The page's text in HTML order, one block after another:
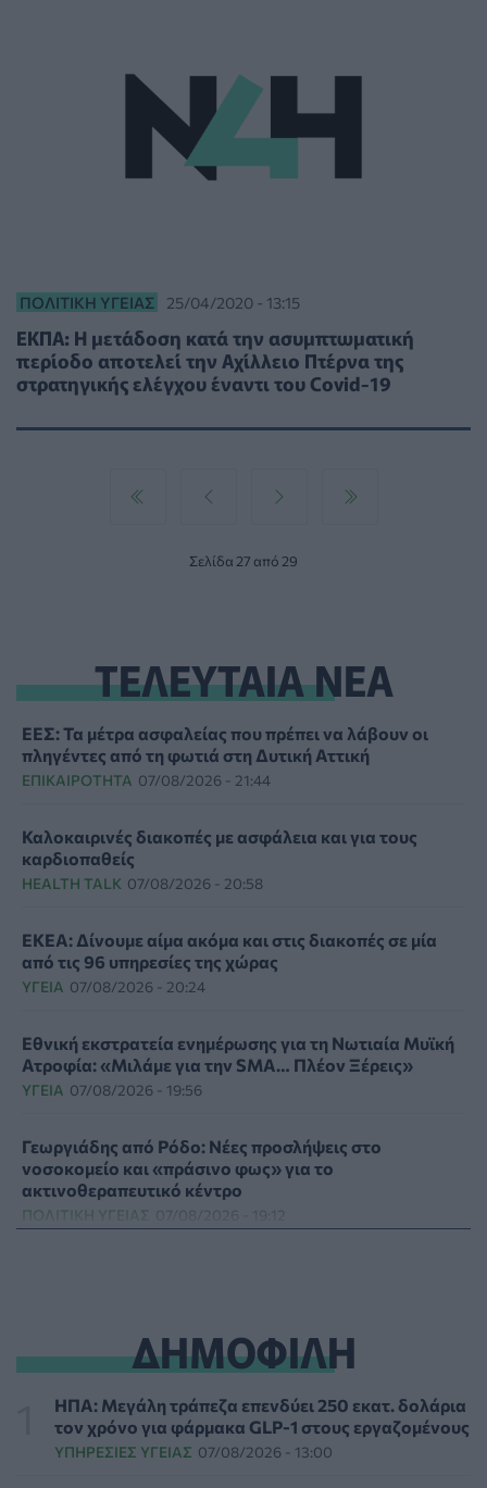
ΠΟΛΙΤΙΚΉ ΥΓΕΊΑΣ 25/04/2020 - 13:15
ΕΚΠΑ: Η μετάδοση κατά την ασυμπτωματική
περίοδο αποτελεί την Αχίλλειο Πτέρνα της
στρατηγικής ελέγχου έναντι του Covid-19
Σελίδα 27 από 29
ΤΕΛΕΥΤΑΙΑ ΝΕΑ
ΕΕΣ: Τα μέτρα ασφαλείας που πρέπει να λάβουν οι
πληγέντες από τη φωτιά στη Δυτική Αττική
ΕΠΙΚΑΙΡΌΤΗΤΑ 07/08/2026 - 21:44
Καλοκαιρινές διακοπές με ασφάλεια και για τους
καρδιοπαθείς
HEALTH TALK 07/08/2026 - 20:58
ΕΚΕΑ: Δίνουμε αίμα ακόμα και στις διακοπές σε μία
από τις 96 υπηρεσίες της χώρας
ΥΓΕΊΑ 07/08/2026 - 20:24
Εθνική εκστρατεία ενημέρωσης για τη Νωτιαία Μυϊκή
Ατροφία: «Μιλάμε για την SMA… Πλέον Ξέρεις»
ΥΓΕΊΑ 07/08/2026 - 19:56
Γεωργιάδης από Ρόδο: Νέες προσλήψεις στο
νοσοκομείο και «πράσινο φως» για το
ακτινοθεραπευτικό κέντρο
ΠΟΛΙΤΙΚΉ ΥΓΕΊΑΣ 07/08/2026 - 19:12
Τι μπορεί να μας διδάξει η νέα ταινία του Spider-Man
για την απώλεια και το πένθος
ΨΥΧΙΚΉ ΥΓΕΊΑ 07/08/2026 - 18:11
ΔΗΜΟΦΙΛΗ
ΗΠΑ: Μεγάλη τράπεζα επενδύει 250 εκατ. δολάρια
τον χρόνο για φάρμακα GLP-1 στους εργαζομένους
ΥΠΗΡΕΣΊΕΣ ΥΓΕΊΑΣ 07/08/2026 - 13:00